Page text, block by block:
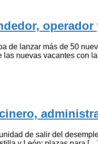
de lanzar más de 50
las nuevas vacantes con
de salir del